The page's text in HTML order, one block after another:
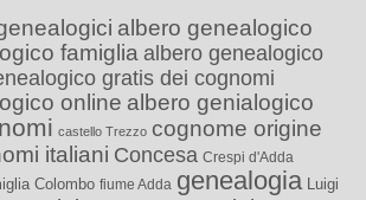
albero genealogico
famiglia albero genealogico
gratis dei cognomi
online albero genialogico
castello Trezzo cognome origine
italiani Concesa Crespi d'Adda
Colombo fiume Adda genealogia Luigi